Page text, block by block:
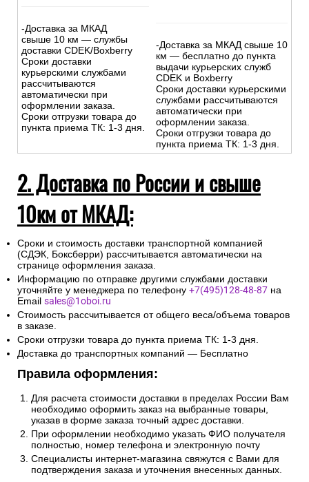
-Доставка за МКАД
свыше 10 км — службы
доставки CDEK/Boxberry
Сроки доставки
курьерскими службами
рассчитываются
автоматически при
оформлении заказа.
Сроки отгрузки товара до
пункта приема ТК: 1-3 дня.
-Доставка за МКАД свыше 10
км — бесплатно до пункта
выдачи курьерских служб
CDEK и Boxberry
Сроки доставки курьерскими
службами рассчитываются
автоматически при
оформлении заказа.
Сроки отгрузки товара до
пункта приема ТК: 1-3 дня.
2. Доставка по России и свыше
10км от МКАД:
Сроки и стоимость доставки транспортной компанией
(СДЭК, Боксберри) рассчитывается автоматически на
странице оформления заказа.
Информацию по отправке другими службами доставки
уточняйте у менеджера по телефону +7(495)128-48-87 на
Email sales@1oboi.ru
Стоимость рассчитывается от общего веса/объема товаров
в заказе.
Сроки отгрузки товара до пункта приема ТК: 1-3 дня.
Доставка до транспортных компаний — Бесплатно
Правила оформления:
Для расчета стоимости доставки в пределах России Вам
необходимо оформить заказ на выбранные товары,
указав в форме заказа точный адрес доставки.
При оформлении необходимо указать ФИО получателя
полностью, номер телефона и электронную почту
Специалисты интернет-магазина свяжутся с Вами для
подтверждения заказа и уточнения внесенных данных.